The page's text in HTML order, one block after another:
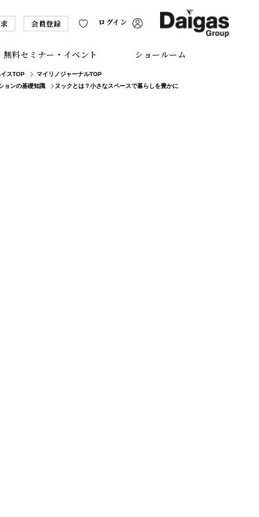
会員登録 ログイン
無料セミナー・イベント ショールーム
スTOP
マイリノジャーナルTOP
ョンの基礎知識
ヌックとは？小さなスペースで暮らしを豊かに